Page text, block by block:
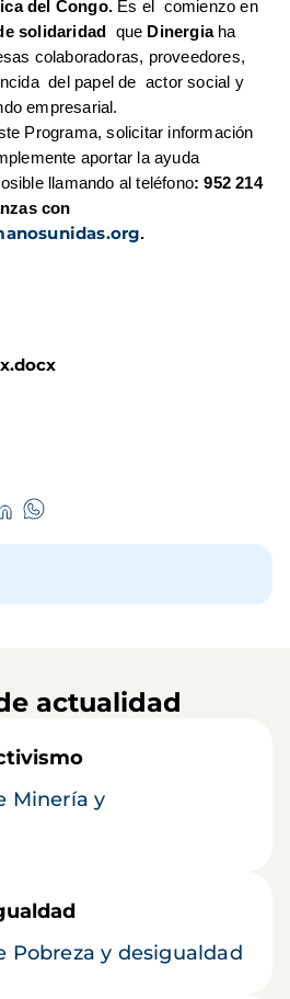
del Congo. Es el comienzo en
solidaridad que Dinergia ha
colaboradoras, proveedores,
del papel de actor social y
empresarial.
Programa, solicitar información
aportar la ayuda
llamando al teléfono: 952 214
con
.
actualidad
Minería y
Pobreza y desigualdad